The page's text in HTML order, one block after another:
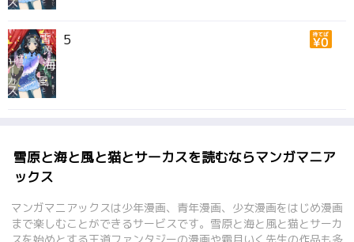
5
雪原と海と風と猫とサーカスを読むならマンガマニア
ックス
マンガマニアックスは少年漫画、青年漫画、少女漫画をはじめ漫画
まで楽しむことができるサービスです。雪原と海と風と猫とサーカ
スを始めとする王道ファンタジーの漫画や霜月いく先生の作品も多